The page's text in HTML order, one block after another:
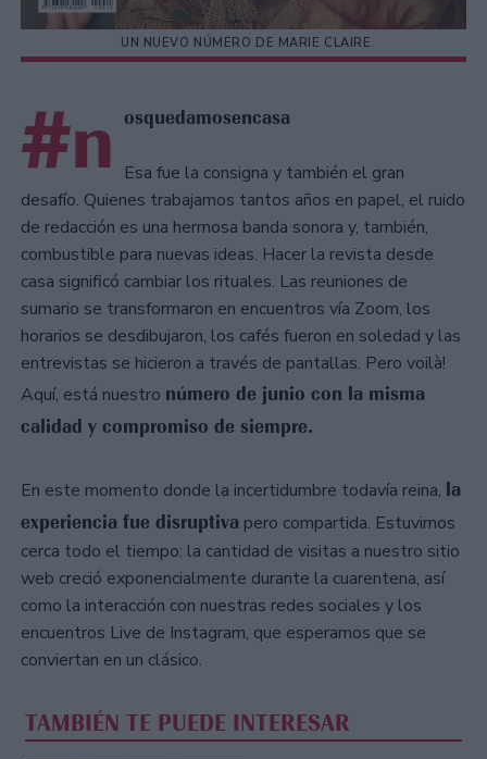
UN NUEVO NÚMERO DE MARIE CLAIRE.
#n osquedamosencasa
Esa fue la consigna y también el gran
desafío. Quienes trabajamos tantos años en papel, el ruido
de redacción es una hermosa banda sonora y, también,
combustible para nuevas ideas. Hacer la revista desde
casa significó cambiar los rituales. Las reuniones de
sumario se transformaron en encuentros vía Zoom, los
horarios se desdibujaron, los cafés fueron en soledad y las
entrevistas se hicieron a través de pantallas. Pero voilà!
Aquí, está nuestro número de junio con la misma
calidad y compromiso de siempre.
En este momento donde la incertidumbre todavía reina, la
experiencia fue disruptiva pero compartida. Estuvimos
cerca todo el tiempo: la cantidad de visitas a nuestro sitio
web creció exponencialmente durante la cuarentena, así
como la interacción con nuestras redes sociales y los
encuentros Live de Instagram, que esperamos que se
conviertan en un clásico.
TAMBIÉN TE PUEDE INTERESAR